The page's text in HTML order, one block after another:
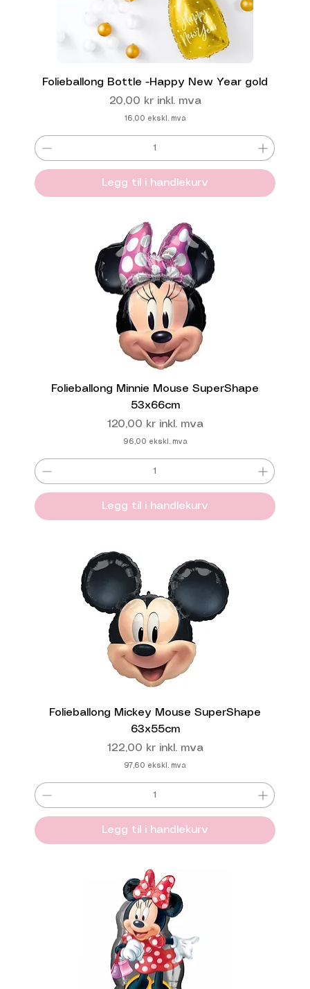
Folieballong Bottle -Happy New Year gold
Pris
20,00 kr inkl. mva
16,00 ekskl. mva
Legg til i handlekurv
Folieballong Minnie Mouse SuperShape
53x66cm
Pris
120,00 kr inkl. mva
96,00 ekskl. mva
Legg til i handlekurv
Folieballong Mickey Mouse SuperShape
63x55cm
Pris
122,00 kr inkl. mva
97,60 ekskl. mva
Legg til i handlekurv